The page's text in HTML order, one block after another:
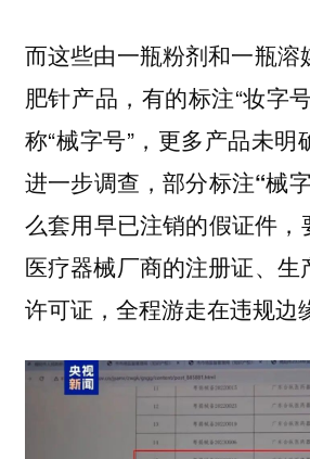
而这些由一瓶粉剂和一瓶溶
肥针产品，有的标注“妆字
称“械字号”，更多产品未
进一步调查，部分标注“械
么套用早已注销的假证件，
医疗器械厂商的注册证、生
许可证，全程游走在违规边